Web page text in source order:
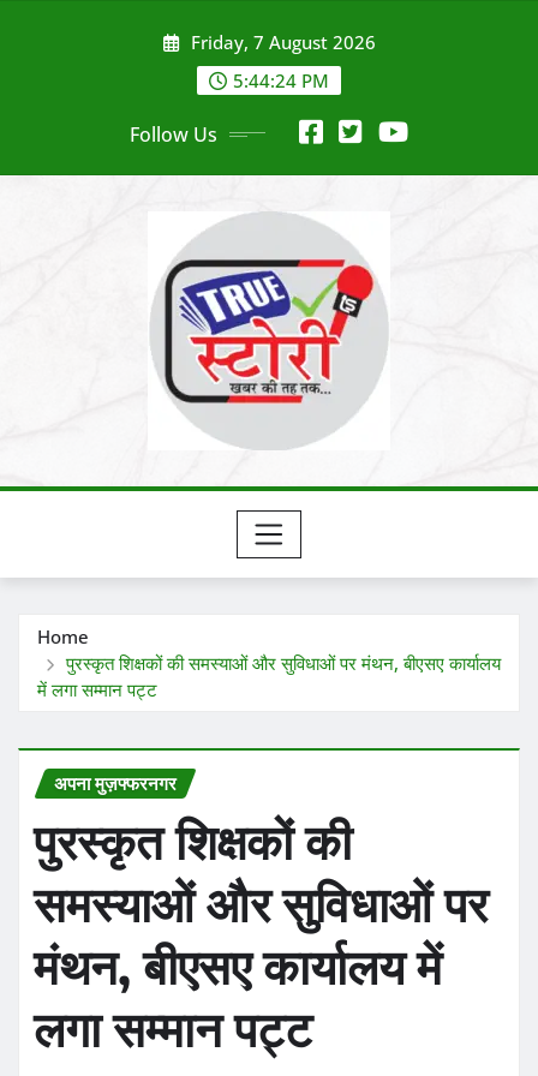
Friday, 7 August 2026
5:44:25 PM
Follow Us
Home
पुरस्कृत शिक्षकों की समस्याओं और सुविधाओं पर मंथन, बीएसए कार्यालय
में लगा सम्मान पट्ट
अपना मुज़फ्फरनगर
पुरस्कृत शिक्षकों की
समस्याओं और सुविधाओं पर
मंथन, बीएसए कार्यालय में
लगा सम्मान पट्ट